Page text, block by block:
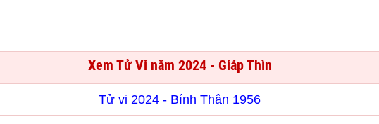
Xem Tử Vi năm 2024 - Giáp Thìn
Tử vi 2024 - Bính Thân 1956